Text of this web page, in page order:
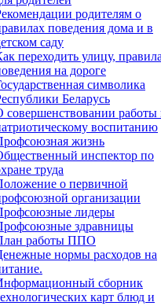
родителям о
поведения дома и в
саду
переходить улицу,
на дороге
символика
Беларусь
совершенствовании работы
воспитанию
жизнь
инспектор по
труда
о первичной
организации
лидеры
здравницы
работы ППО
нормы расходов на
сборник
карт блюд и